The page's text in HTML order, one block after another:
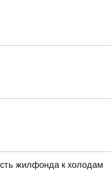
жилфонда к холодам